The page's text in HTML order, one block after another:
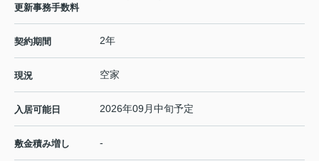
更新事務手数料
契約期間 2年
現況 空家
入居可能日 2026年09月中旬予定
敷金積み増し -